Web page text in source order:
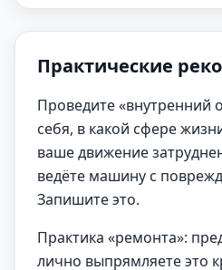
Практические
Проведите «внутренний
себя, в какой сфере
ваше движение
ведёте машину с
Запишите это.
Практика «ремонта»:
лично выпрямляете это